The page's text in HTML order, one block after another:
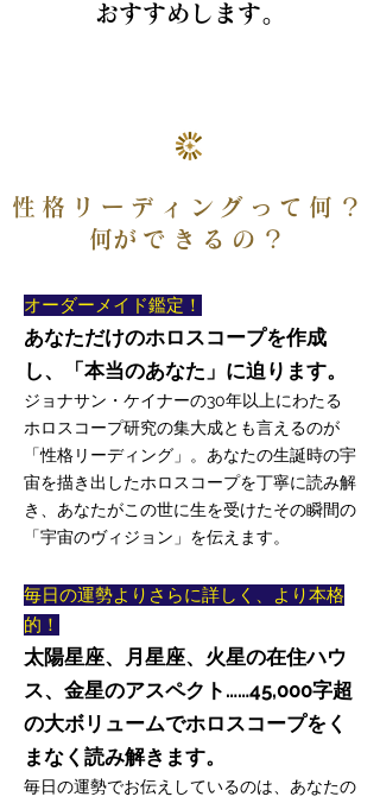
おすすめします。
性格リーディングって何？
​何ができるの？
オーダーメイド鑑定！
あなただけのホロスコープを作成
し、「本当のあなた」に迫ります。
​ジョナサン・ケイナーの30年以上にわたる
ホロスコープ研究の集大成とも言えるのが
「性格リーディング」。あなたの生誕時の宇
宙を描き出したホロスコープを丁寧に読み解
き、あなたがこの世に生を受けたその瞬間の
「宇宙のヴィジョン」を伝えます。
毎日の運勢よりさらに詳しく、より本格
的！
太陽星座、月星座、火星の在住ハウ
ス、金星のアスペクト……45,000字超
の大ボリュームでホロスコープをく
まなく読み解きます。
毎日の運勢でお伝えしているのは、あなたの